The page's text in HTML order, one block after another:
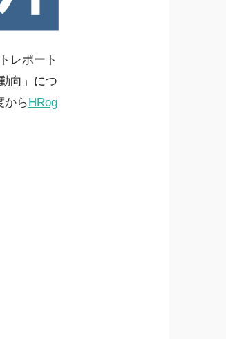
レポート
向」につ
からHRog